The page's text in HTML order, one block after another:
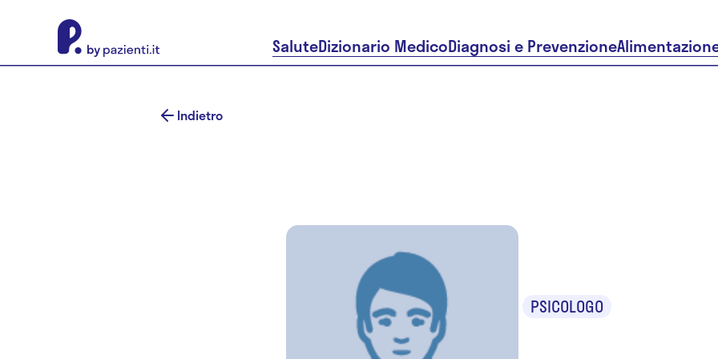
SaluteDizionario MedicoDiagnosi e Prevenzione
Indietro
PSICOLOGO